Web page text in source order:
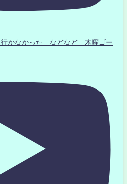
かなかった などなど 木曜ゴー